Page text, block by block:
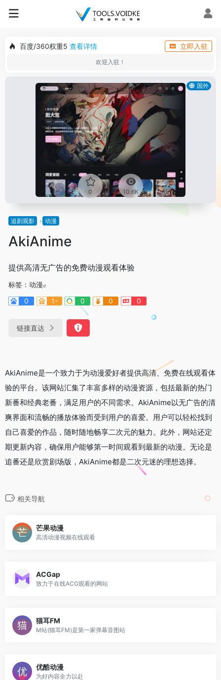
百度/360权重5 查看详情 立即入驻
欢迎入驻！
国外
0 10.6K
追剧观影 动漫
AkiAnime
提供高清无广告的免费动漫观看体验
标签： 动漫
0
1- 0 0 0
链接直达
AkiAnime是一个致力于为动漫爱好者提供高清、免费在线观看体
验的平台。该网站汇集了丰富多样的动漫资源，包括最新的热门
新番和经典老番，满足用户的不同需求。AkiAnime以无广告的清
爽界面和流畅的播放体验而受到用户的喜爱。用户可以轻松找到
自己喜爱的作品，随时随地畅享二次元的魅力。此外，网站还定
期更新内容，确保用户能够第一时间观看到最新的动漫。无论是
追番还是欣赏剧场版，AkiAnime都是二次元迷的理想选择。
相关导航
芒果动漫
高清动漫视频在线观看
ACGap
致力于在线ACG观看的网站
猫耳FM
M站(猫耳FM)是第一家弹幕音图站
优酷动漫
为好内容全力以赴